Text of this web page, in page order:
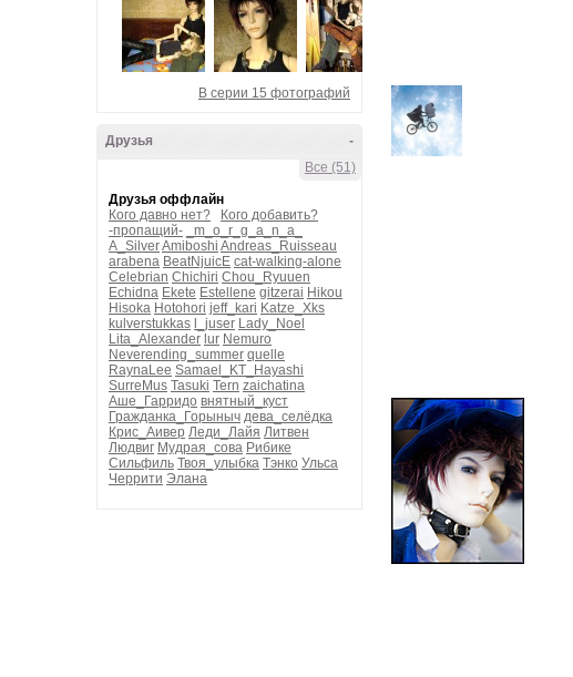
В серии 15 фотографий
-
Друзья
Все (51)
Друзья оффлайн
Кого давно нет?
Кого добавить?
-пропащий-
_m_o_r_g_a_n_a_
A_SilverAmiboshi Andreas_Ruisseau
arabena BeatNjuicE cat-walking-alone
Celebrian Chichiri Chou_Ryuuen
Echidna Ekete Estellene gitzerai Hikou
Hisoka Hotohori jeff_kari Katze_Xks
kulverstukkas
l_juser Lady_Noel
Lita_Alexander lur Nemuro
Neverending_summer quelle
RaynaLee Samael_KT_Hayashi
SurreMus Tasuki Tern zaichatina
Аше_Гарридо внятный_куст
Гражданка_Горыныч дева_селёдка
Крис_Аивер Леди_Лайя Литвен
Людвиг Мудрая_сова Рибике
Сильфиль Твоя_улыбка Тэнко Ульса
Черрити Элана